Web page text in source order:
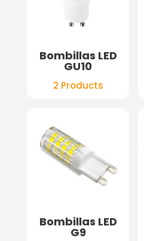
Bombillas LED
GU10
2 Products
Bombillas LED
G9